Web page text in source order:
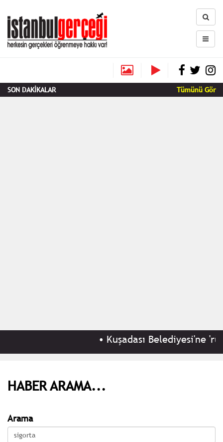
SON DAKİKALAR Tümünü Gör
Kuşadası Belediyesi'ne
HABER ARAMA...
Arama